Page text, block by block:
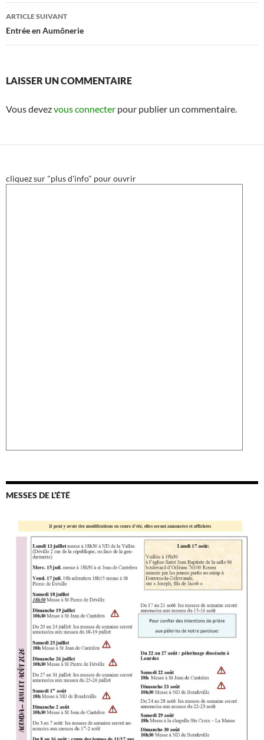
articles
ARTICLE SUIVANT
Entrée en Aumônerie
LAISSER UN COMMENTAIRE
Vous devezvous connecter pour publier un commentaire.
cliquez sur "plus d'info" pour ouvrir
MESSES DE L’ÉTÉ